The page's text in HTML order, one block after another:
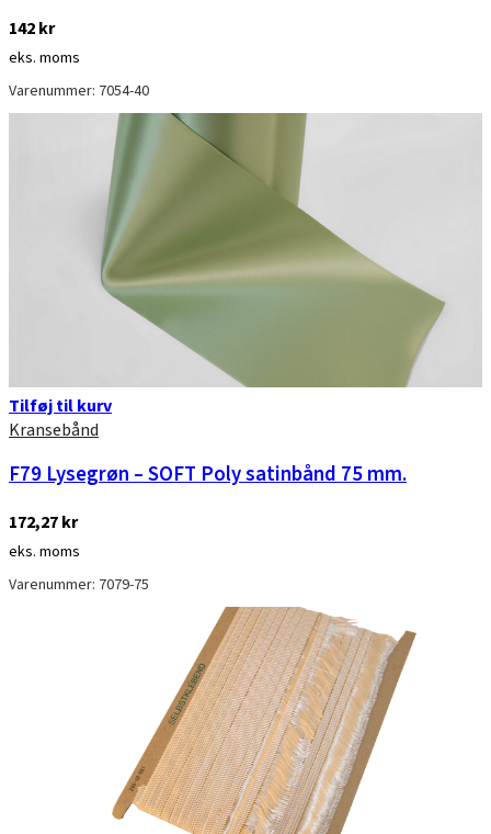
142kr
eks. moms
Varenummer: 7054-40
Tilføj til kurv
Kransebånd
F79 Lysegrøn – SOFT Poly satinbånd 75 mm.
172,27kr
eks. moms
Varenummer: 7079-75